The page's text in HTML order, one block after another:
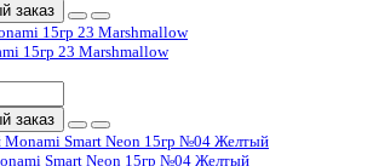
заказ
15гр 23 Marshmallow
заказ
Smart Neon 15гр №04 Желтый